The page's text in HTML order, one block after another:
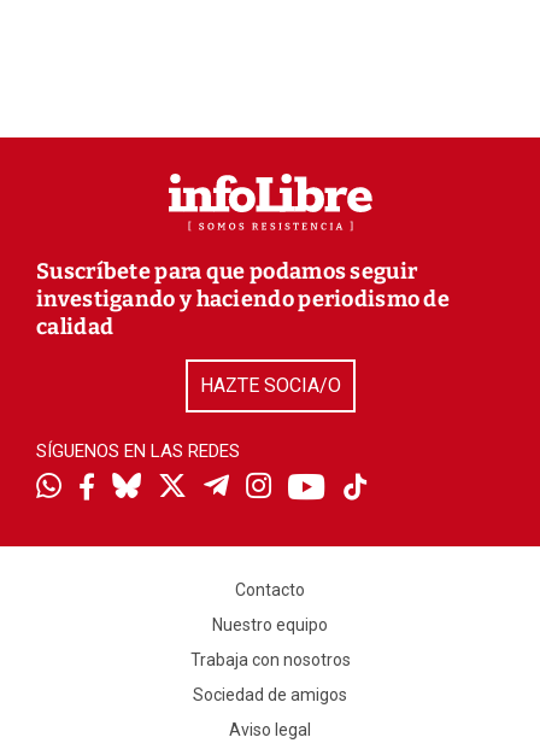
Suscríbete para que podamos seguir
investigando y haciendo periodismo de
calidad
HAZTE SOCIA/O
SÍGUENOS EN LAS REDES
Contacto
Nuestro equipo
Trabaja con nosotros
Sociedad de amigos
Aviso legal